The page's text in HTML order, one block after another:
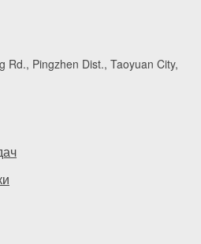
Rd., Pingzhen Dist., Taoyuan City,